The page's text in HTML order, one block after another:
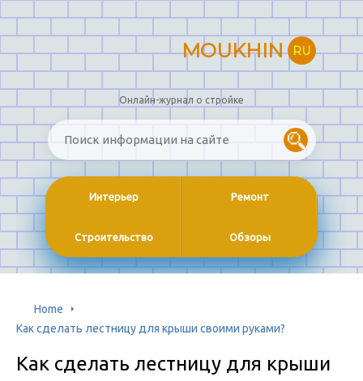
MOUKHIN RU
Онлайн-журнал о стройке
Интерьер Ремонт
Строительство Обзоры
Home
Как сделать лестницу для крыши своими руками?
Как сделать лестницу для крыши